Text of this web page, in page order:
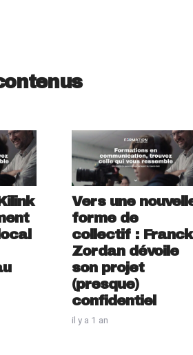
Vers une
forme de
collectif : Franck
Zordan dévoile
son projet
(presque)
confidentiel
il y a 1 an